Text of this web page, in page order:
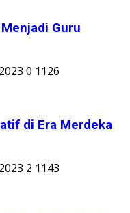
Guru
0 1126
di Era Merdeka
2 1143